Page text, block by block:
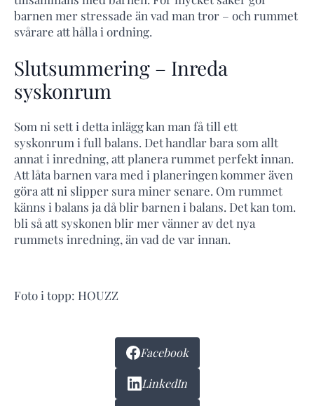
barnen mer stressade än vad man tror – och rummet
svårare att hålla i ordning.
Slutsummering – Inreda
syskonrum
Som ni sett i detta inlägg kan man få till ett
syskonrum i full balans. Det handlar bara som allt
annat i inredning, att planera rummet perfekt innan.
Att låta barnen vara med i planeringen kommer även
göra att ni slipper sura miner senare. Om rummet
känns i balans ja då blir barnen i balans. Det kan tom.
bli så att syskonen blir mer vänner av det nya
rummets inredning, än vad de var innan.
Foto i topp: HOUZZ
Facebook
LinkedIn